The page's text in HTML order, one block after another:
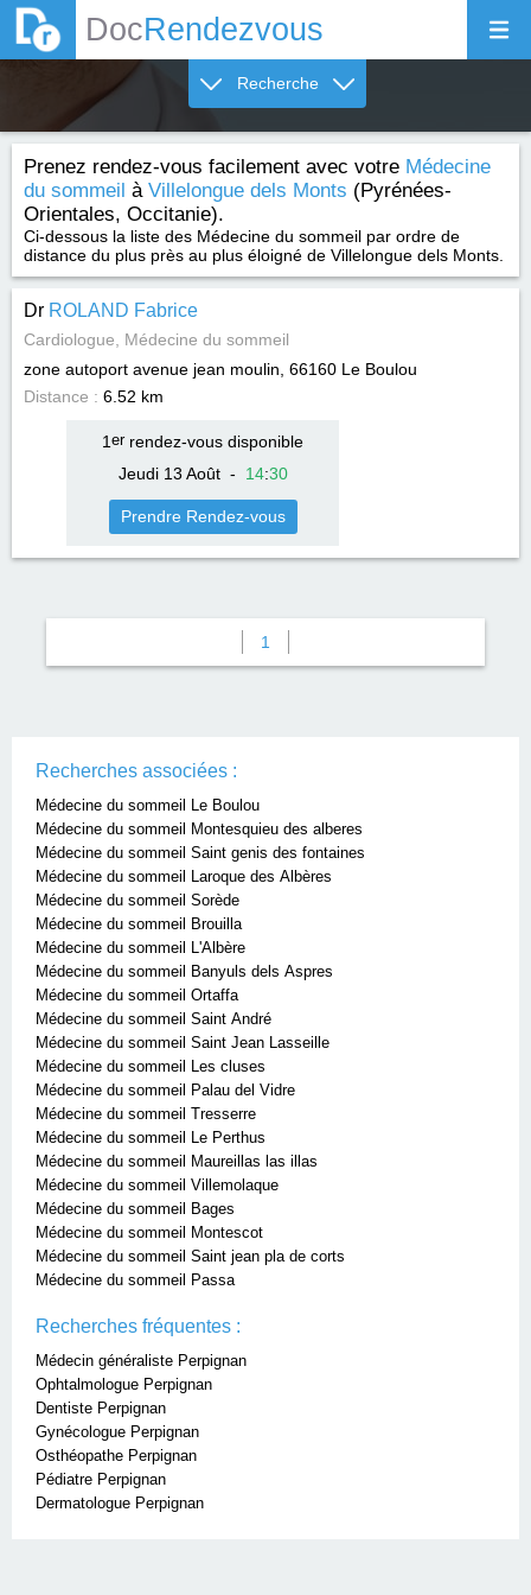
DocRendezvous
Recherche
Prenez rendez-vous facilement avec votre Médecine
du sommeil à Villelongue dels Monts (Pyrénées-
Orientales, Occitanie).
Ci-dessous la liste des Médecine du sommeil par ordre de
distance du plus près au plus éloigné de Villelongue dels Monts.
Dr ROLAND Fabrice
Cardiologue, Médecine du sommeil
zone autoport avenue jean moulin, 66160 Le Boulou
Distance : 6.52 km
1 errendez-vous disponible
Jeudi 13 Août- 14:30
Prendre Rendez-vous
1
Recherches associées :
Médecine du sommeil Le Boulou
Médecine du sommeil Montesquieu des alberes
Médecine du sommeil Saint genis des fontaines
Médecine du sommeil Laroque des Albères
Médecine du sommeil Sorède
Médecine du sommeil Brouilla
Médecine du sommeil L'Albère
Médecine du sommeil Banyuls dels Aspres
Médecine du sommeil Ortaffa
Médecine du sommeil Saint André
Médecine du sommeil Saint Jean Lasseille
Médecine du sommeil Les cluses
Médecine du sommeil Palau del Vidre
Médecine du sommeil Tresserre
Médecine du sommeil Le Perthus
Médecine du sommeil Maureillas las illas
Médecine du sommeil Villemolaque
Médecine du sommeil Bages
Médecine du sommeil Montescot
Médecine du sommeil Saint jean pla de corts
Médecine du sommeil Passa
Recherches fréquentes :
Médecin généraliste Perpignan
Ophtalmologue Perpignan
Dentiste Perpignan
Gynécologue Perpignan
Osthéopathe Perpignan
Pédiatre Perpignan
Dermatologue Perpignan